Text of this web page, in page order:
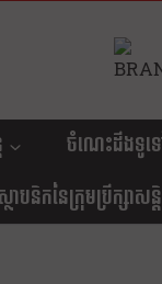
ចំណេះដឹងទូទ
និកនៃក្រុមប្រឹក្សាស